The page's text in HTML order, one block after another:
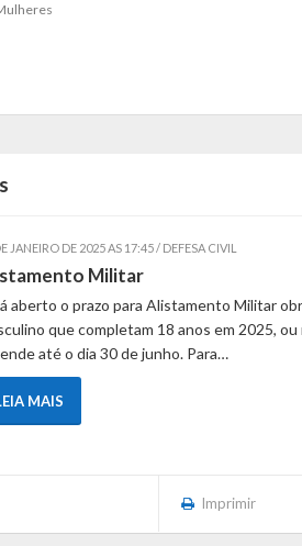
JANEIRO DE 2025 AS 17:45 / DEFESA CIVIL
Militar
aberto o prazo para Alistamento Militar
que completam 18 anos em 2025,
até o dia 30 de junho. Para…
MAIS
Imprimir